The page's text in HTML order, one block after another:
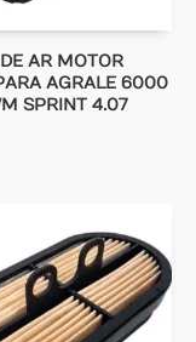
AR MOTOR
AGRALE 6000
SPRINT 4.07